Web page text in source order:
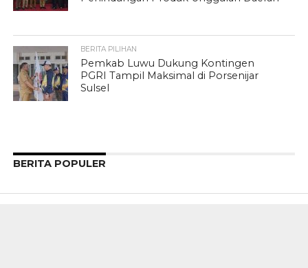
BERITA PILIHAN
Pemkab Luwu Dukung Kontingen
PGRI Tampil Maksimal di Porsenijar
Sulsel
BERITA POPULER